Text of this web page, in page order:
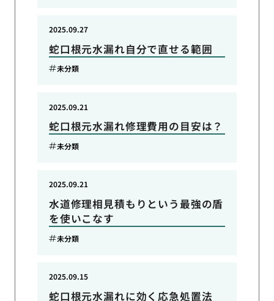
蛇口根元水漏れ自分で直せる範囲
2025.09.27
未分類
蛇口根元水漏れ修理費用の目安は？
2025.09.21
未分類
水道修理相見積もりという最強の盾
を使いこなす
2025.09.21
未分類
蛇口根元水漏れに効く応急処置法
2025.09.15